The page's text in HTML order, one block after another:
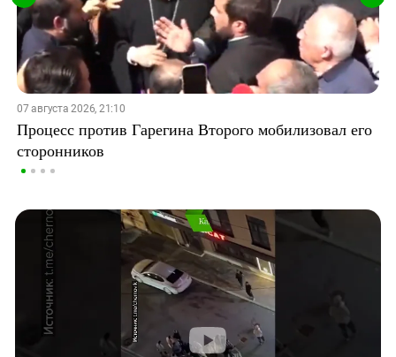
07 августа 2026, 21:10
Процесс против Гарегина Второго мобилизовал его
сторонников